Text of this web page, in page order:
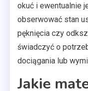
okuć i ewentualnie
obserwować stan
pęknięcia czy
świadczyć o
dociągania lub
Jakie